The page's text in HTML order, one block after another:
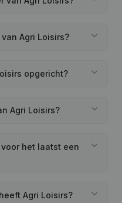
van Agri Loisirs?
opgericht?
Agri Loisirs?
het laatst een
Agri Loisirs?